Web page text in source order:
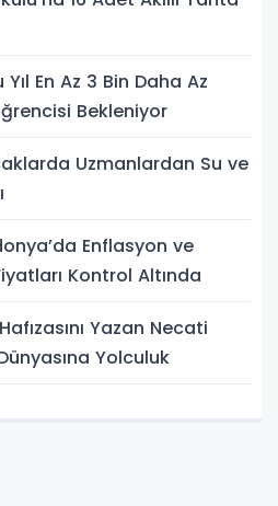
En Az 3 Bin Daha Az
Bekleniyor
Uzmanlardan Su ve
Enflasyon ve
Kontrol Altında
Yazan Necati
Yolculuk